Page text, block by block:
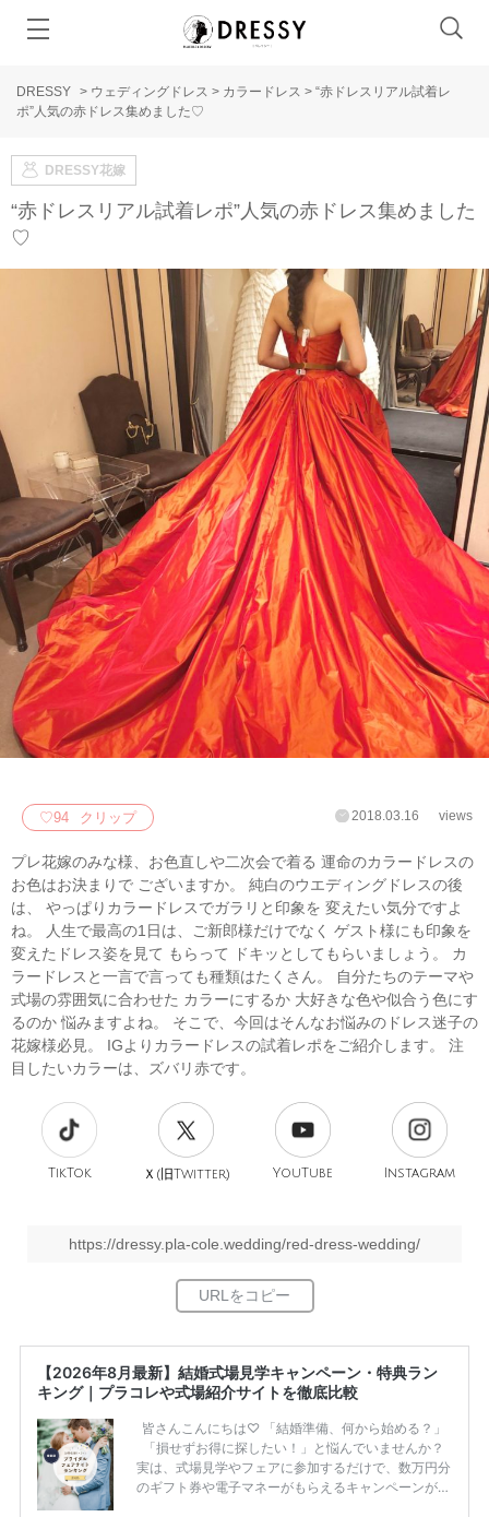
DRESSY > ウェディングドレス > カラードレス > “赤ドレスリアル試着レ
ポ”人気の赤ドレス集めました♡
DRESSY花嫁
“赤ドレスリアル試着レポ”人気の赤ドレス集めました
♡
♡94 クリップ 2018.03.16 views
プレ花嫁のみな様、お色直しや二次会で着る 運命のカラードレスの
お色はお決まりで ございますか。 純白のウエディングドレスの後
は、 やっぱりカラードレスでガラリと印象を 変えたい気分ですよ
ね。 人生で最高の1日は、ご新郎様だけでなく ゲスト様にも印象を
変えたドレス姿を見て もらって ドキッとしてもらいましょう。 カ
ラードレスと一言で言っても種類はたくさん。 自分たちのテーマや
式場の雰囲気に合わせた カラーにするか 大好きな色や似合う色にす
るのか 悩みますよね。 そこで、今回はそんなお悩みのドレス迷子の
花嫁様必見。 IGよりカラードレスの試着レポをご紹介します。 注
目したいカラーは、ズバリ赤です。
TikTok Ｘ(旧Twitter) YouTube Instagram
https://dressy.pla-cole.wedding/red-dress-wedding/
【2026年8月最新】結婚式場見学キャンペーン・特典ラン
キング｜プラコレや式場紹介サイトを徹底比較
皆さんこんにちは♡ 「結婚準備、何から始める？」
「損せずお得に探したい！」と悩んでいませんか？
実は、式場見学やフェアに参加するだけで、数万円分
のギフト券や電子マネーがもらえるキャンペーンがあ